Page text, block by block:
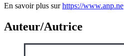
En savoir plus surhttps://www.anp.ne
Auteur/Autrice